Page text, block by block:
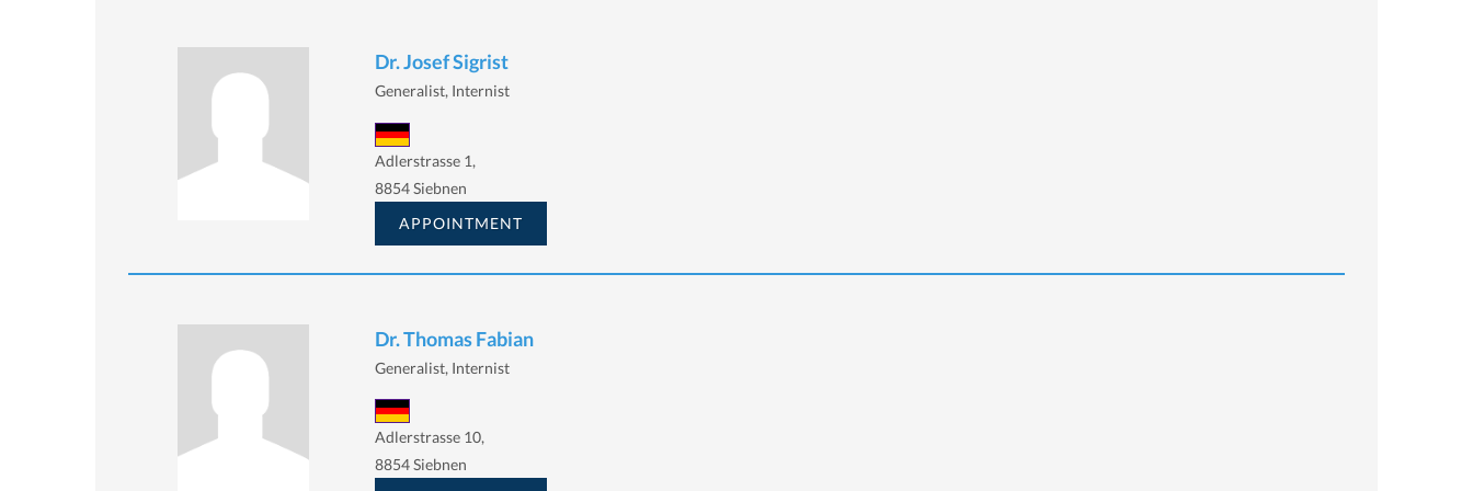
Dr. Josef Sigrist
Generalist, Internist
Adlerstrasse 1,
8854 Siebnen
APPOINTMENT
Dr. Thomas Fabian
Generalist, Internist
Adlerstrasse 10,
8854 Siebnen